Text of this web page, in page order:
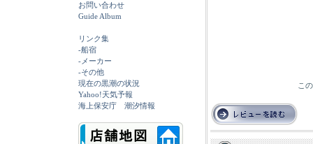
お問い合わせ
Guide Album
リンク集
-船宿
-メーカー
-その他
現在の黒潮の状況
Yahoo!天気予報
海上保安庁 潮汐情報
こ